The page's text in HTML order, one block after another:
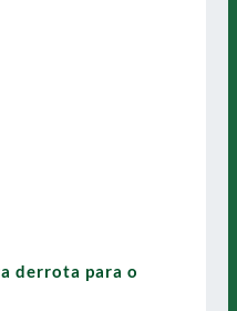
derrota para o